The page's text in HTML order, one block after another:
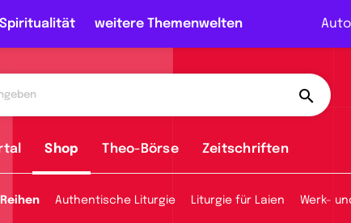
Spiritualität weitere Themenwelten
Shop Theo-Börse Zeitschriften
Authentische Liturgie Liturgie für Laien Werk-